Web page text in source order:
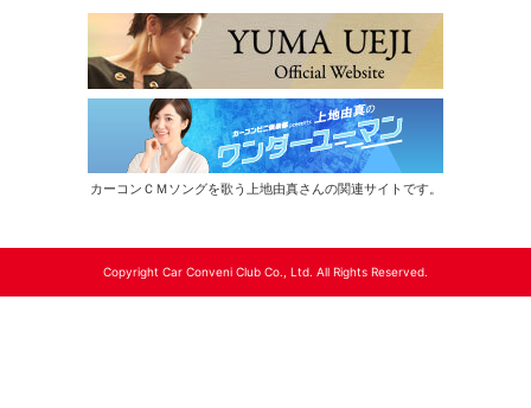
カーコンＣＭソングを歌う上地由真さんの関連サイトです。
Copyright Car Conveni Club Co., Ltd. All Rights Reserved.